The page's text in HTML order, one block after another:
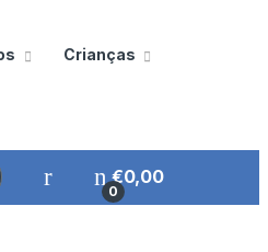
Crianças
0
€0,00